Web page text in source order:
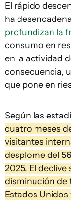
El rápido
ha
profundizan la
consumo en
en la actividad
consecuencia,
que pone en
Según las
cuatro meses
visitantes
desplome del
2025. El
disminución de
Estados Unidos